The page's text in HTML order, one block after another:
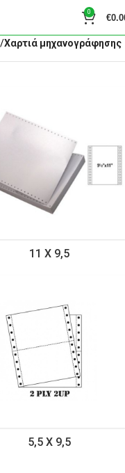
0
€
Χαρτιά μηχανογράφησης
11 Χ 9,5
5,5 Χ 9,5